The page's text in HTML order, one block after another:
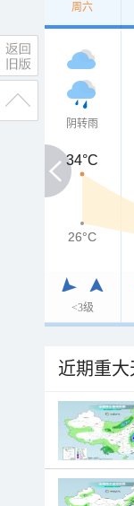
周六
阴转雨
<3级
34°C
34°C
26°C
26°C
近期重